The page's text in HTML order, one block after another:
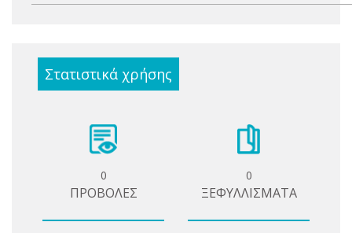
Στατιστικά χρήσης
0
ΠΡΟΒΟΛΕΣ
0
ΞΕΦΥΛΛΙΣΜΑΤΑ